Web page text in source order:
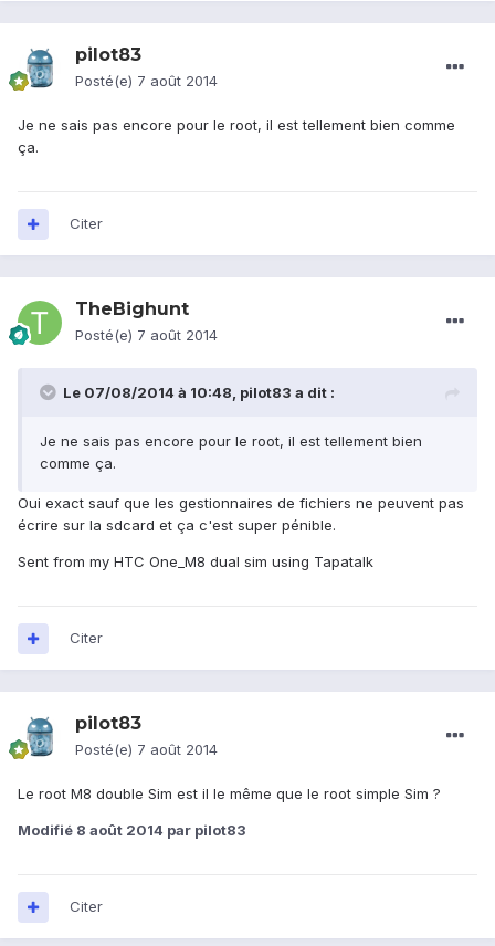
pilot83
Posté(e) 7 août 2014
Je ne sais pas encore pour le root, il est tellement bien comme
ça.
Citer
TheBighunt
Posté(e) 7 août 2014
Le 07/08/2014 à 10:48, pilot83 a dit :
Je ne sais pas encore pour le root, il est tellement bien
comme ça.
Oui exact sauf que les gestionnaires de fichiers ne peuvent pas
écrire sur la sdcard et ça c'est super pénible.
Sent from my HTC One_M8 dual sim using Tapatalk
Citer
pilot83
Posté(e) 7 août 2014
Le root M8 double Sim est il le même que le root simple Sim ?
Modifié 8 août 2014 par pilot83
Citer